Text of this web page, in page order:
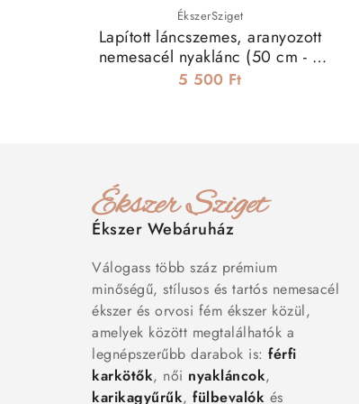
ÉkszerSziget
Lapított láncszemes, aranyozott
nemesacél nyaklánc (50 cm - 3
mm)
5 500 Ft
Ékszer Webáruház
Válogass több száz prémium
minőségű, stílusos és tartós nemesacél
ékszer és orvosi fém ékszer közül,
amelyek között megtalálhatók a
legnépszerűbb darabok is: férfi
karkötők, női nyakláncok,
karikagyűrűk, fülbevalók és